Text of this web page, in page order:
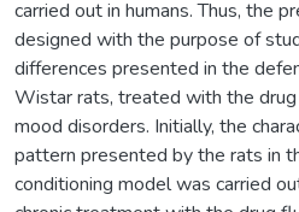
carried out in humans. Thus, the
designed with the purpose of
differences presented in the
Wistar rats, treated with the
mood disorders. Initially, the
pattern presented by the rats in
conditioning model was carried